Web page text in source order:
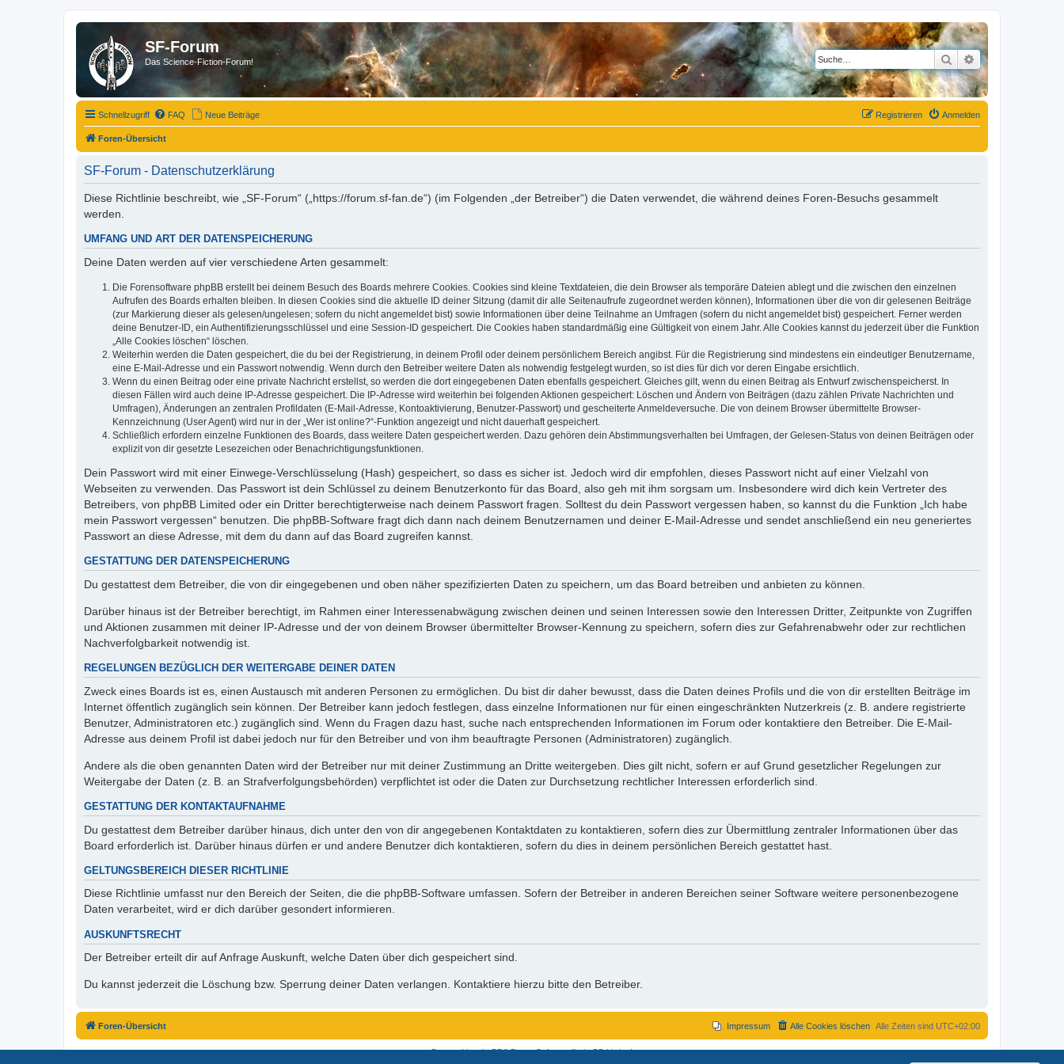
SF-Forum
Das Science-Fiction-Forum! SucheErweiterte Suche
Schnellzugriff FAQ Neue Beiträge Anmelden
Registrieren
Foren-Übersicht
SF-Forum - Datenschutzerklärung
Diese Richtlinie beschreibt, wie „SF-Forum“ („https://forum.sf-fan.de“) (im Folgenden „der Betreiber“) die Daten verwendet, die während deines Foren-Besuchs gesammelt
werden.
UMFANG UND ART DER DATENSPEICHERUNG
Deine Daten werden auf vier verschiedene Arten gesammelt:
Die Forensoftware phpBB erstellt bei deinem Besuch des Boards mehrere Cookies. Cookies sind kleine Textdateien, die dein Browser als temporäre Dateien ablegt und die zwischen den einzelnen
Aufrufen des Boards erhalten bleiben. In diesen Cookies sind die aktuelle ID deiner Sitzung (damit dir alle Seitenaufrufe zugeordnet werden können), Informationen über die von dir gelesenen Beiträge
(zur Markierung dieser als gelesen/ungelesen; sofern du nicht angemeldet bist) sowie Informationen über deine Teilnahme an Umfragen (sofern du nicht angemeldet bist) gespeichert. Ferner werden
deine Benutzer-ID, ein Authentifizierungsschlüssel und eine Session-ID gespeichert. Die Cookies haben standardmäßig eine Gültigkeit von einem Jahr. Alle Cookies kannst du jederzeit über die Funktion
„Alle Cookies löschen“ löschen.
Weiterhin werden die Daten gespeichert, die du bei der Registrierung, in deinem Profil oder deinem persönlichem Bereich angibst. Für die Registrierung sind mindestens ein eindeutiger Benutzername,
eine E-Mail-Adresse und ein Passwort notwendig. Wenn durch den Betreiber weitere Daten als notwendig festgelegt wurden, so ist dies für dich vor deren Eingabe ersichtlich.
Wenn du einen Beitrag oder eine private Nachricht erstellst, so werden die dort eingegebenen Daten ebenfalls gespeichert. Gleiches gilt, wenn du einen Beitrag als Entwurf zwischenspeicherst. In
diesen Fällen wird auch deine IP-Adresse gespeichert. Die IP-Adresse wird weiterhin bei folgenden Aktionen gespeichert: Löschen und Ändern von Beiträgen (dazu zählen Private Nachrichten und
Umfragen), Änderungen an zentralen Profildaten (E-Mail-Adresse, Kontoaktivierung, Benutzer-Passwort) und gescheiterte Anmeldeversuche. Die von deinem Browser übermittelte Browser-
Kennzeichnung (User Agent) wird nur in der „Wer ist online?“-Funktion angezeigt und nicht dauerhaft gespeichert.
Schließlich erfordern einzelne Funktionen des Boards, dass weitere Daten gespeichert werden. Dazu gehören dein Abstimmungsverhalten bei Umfragen, der Gelesen-Status von deinen Beiträgen oder
explizit von dir gesetzte Lesezeichen oder Benachrichtigungsfunktionen.
Dein Passwort wird mit einer Einwege-Verschlüsselung (Hash) gespeichert, so dass es sicher ist. Jedoch wird dir empfohlen, dieses Passwort nicht auf einer Vielzahl von
Webseiten zu verwenden. Das Passwort ist dein Schlüssel zu deinem Benutzerkonto für das Board, also geh mit ihm sorgsam um. Insbesondere wird dich kein Vertreter des
Betreibers, von phpBB Limited oder ein Dritter berechtigterweise nach deinem Passwort fragen. Solltest du dein Passwort vergessen haben, so kannst du die Funktion „Ich habe
mein Passwort vergessen“ benutzen. Die phpBB-Software fragt dich dann nach deinem Benutzernamen und deiner E-Mail-Adresse und sendet anschließend ein neu generiertes
Passwort an diese Adresse, mit dem du dann auf das Board zugreifen kannst.
GESTATTUNG DER DATENSPEICHERUNG
Du gestattest dem Betreiber, die von dir eingegebenen und oben näher spezifizierten Daten zu speichern, um das Board betreiben und anbieten zu können.
Darüber hinaus ist der Betreiber berechtigt, im Rahmen einer Interessenabwägung zwischen deinen und seinen Interessen sowie den Interessen Dritter, Zeitpunkte von Zugriffen
und Aktionen zusammen mit deiner IP-Adresse und der von deinem Browser übermittelter Browser-Kennung zu speichern, sofern dies zur Gefahrenabwehr oder zur rechtlichen
Nachverfolgbarkeit notwendig ist.
REGELUNGEN BEZÜGLICH DER WEITERGABE DEINER DATEN
Zweck eines Boards ist es, einen Austausch mit anderen Personen zu ermöglichen. Du bist dir daher bewusst, dass die Daten deines Profils und die von dir erstellten Beiträge im
Internet öffentlich zugänglich sein können. Der Betreiber kann jedoch festlegen, dass einzelne Informationen nur für einen eingeschränkten Nutzerkreis (z. B. andere registrierte
Benutzer, Administratoren etc.) zugänglich sind. Wenn du Fragen dazu hast, suche nach entsprechenden Informationen im Forum oder kontaktiere den Betreiber. Die E-Mail-
Adresse aus deinem Profil ist dabei jedoch nur für den Betreiber und von ihm beauftragte Personen (Administratoren) zugänglich.
Andere als die oben genannten Daten wird der Betreiber nur mit deiner Zustimmung an Dritte weitergeben. Dies gilt nicht, sofern er auf Grund gesetzlicher Regelungen zur
Weitergabe der Daten (z. B. an Strafverfolgungsbehörden) verpflichtet ist oder die Daten zur Durchsetzung rechtlicher Interessen erforderlich sind.
GESTATTUNG DER KONTAKTAUFNAHME
Du gestattest dem Betreiber darüber hinaus, dich unter den von dir angegebenen Kontaktdaten zu kontaktieren, sofern dies zur Übermittlung zentraler Informationen über das
Board erforderlich ist. Darüber hinaus dürfen er und andere Benutzer dich kontaktieren, sofern du dies in deinem persönlichen Bereich gestattet hast.
GELTUNGSBEREICH DIESER RICHTLINIE
Diese Richtlinie umfasst nur den Bereich der Seiten, die die phpBB-Software umfassen. Sofern der Betreiber in anderen Bereichen seiner Software weitere personenbezogene
Daten verarbeitet, wird er dich darüber gesondert informieren.
AUSKUNFTSRECHT
Der Betreiber erteilt dir auf Anfrage Auskunft, welche Daten über dich gespeichert sind.
Du kannst jederzeit die Löschung bzw. Sperrung deiner Daten verlangen. Kontaktiere hierzu bitte den Betreiber.
Foren-Übersicht Alle Zeiten sind UTC+02:00
Alle Cookies löschen
Impressum
Powered byphpBB® Forum Software © phpBB Limited